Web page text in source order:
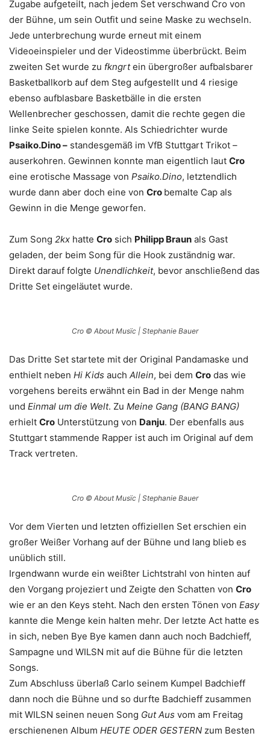
Zugabe aufgeteilt, nach jedem Set verschwand Cro von
der Bühne, um sein Outfit und seine Maske zu wechseln.
Jede unterbrechung wurde erneut mit einem
Videoeinspieler und der Videostimme überbrückt. Beim
zweiten Set wurde zu fkngrtein übergroßer aufbalsbarer
Basketballkorb auf dem Steg aufgestellt und 4 riesige
ebenso aufblasbare Basketbälle in die ersten
Wellenbrecher geschossen, damit die rechte gegen die
linke Seite spielen konnte. Als Schiedrichter wurde
Psaiko.Dino – standesgemäß im VfB Stuttgart Trikot –
auserkohren. Gewinnen konnte man eigentlich laut Cro
eine erotische Massage von Psaiko.Dino, letztendlich
wurde dann aber doch eine von Cro bemalte Cap als
Gewinn in die Menge geworfen.
Zum Song 2kx hatte Cro sich Philipp Braun als Gast
geladen, der beim Song für die Hook zuständnig war.
Direkt darauf folgte Unendlichkeit, bevor anschließend das
Dritte Set eingeläutet wurde.
Cro © About Musïc | Stephanie Bauer
Das Dritte Set startete mit der Original Pandamaske und
enthielt neben Hi Kids auch Allein, bei dem Cro das wie
vorgehens bereits erwähnt ein Bad in der Menge nahm
und Einmal um die Welt. Zu Meine Gang (BANG BANG)
erhielt Cro Unterstützung von Danju. Der ebenfalls aus
Stuttgart stammende Rapper ist auch im Original auf dem
Track vertreten.
Cro © About Musïc | Stephanie Bauer
Vor dem Vierten und letzten offiziellen Set erschien ein
großer Weißer Vorhang auf der Bühne und lang blieb es
unüblich still.
Irgendwann wurde ein weißter Lichtstrahl von hinten auf
den Vorgang projeziert und Zeigte den Schatten von Cro
wie er an den Keys steht. Nach den ersten Tönen von Easy
kannte die Menge kein halten mehr. Der letzte Act hatte es
in sich, neben Bye Bye kamen dann auch noch Badchieff,
Sampagne und WILSN mit auf die Bühne für die letzten
Songs.
Zum Abschluss überlaß Carlo seinem Kumpel Badchieff
dann noch die Bühne und so durfte Badchieff zusammen
mit WILSN seinen neuen Song Gut Aus vom am Freitag
erschienenen Album HEUTE ODER GESTERN zum Besten